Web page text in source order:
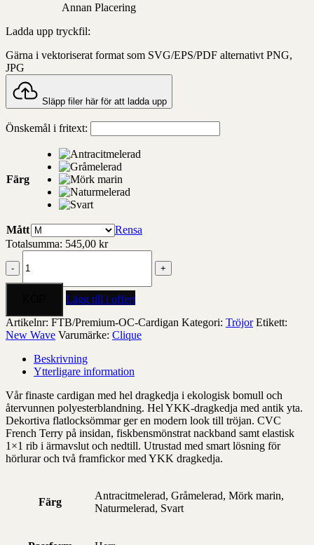
Annan Placering
Ladda upp tryckfil:
Gärna i vektoriserat format som SVG/EPS/PDF alternativt PNG,
JPG
Släpp filer här för att ladda upp
Önskemål i fritext:
Färg
Mått
Rensa
Totalsumma: 545,00 kr
OC
Cardigan
Lägg till i offert
Artikelnr: FTB/Premium-OC-Cardigan Kategori: Tröjor Etikett:
New Wave Varumärke: Clique
Beskrivning
Ytterligare information
Vår finaste cardigan med hel dragkedja i ekologisk bomull och
återvunnen polyesterblandning. Hel YKK-dragkedja med antik yta.
Dekortiva flatlocksömmar ger en modern look till tröjan. CVC
French Terry på insidan, fiskbensmönstrat nackband samt elastisk
1×1 rib i ärmavslut och nedtill. Utrustad med smart lösning för
hörlurar och två framfickor med YKK dragkedja.
Färg
Antracitmelerad, Gråmelerad, Mörk marin,
Naturmelerad, Svart